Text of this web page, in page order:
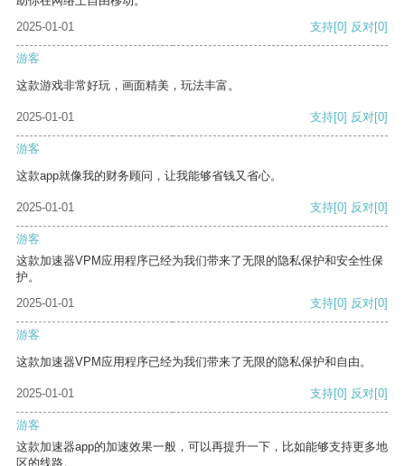
2025-01-01
支持[0] 反对[0]
游客
这款游戏非常好玩，画面精美，玩法丰富。
2025-01-01 支持[0] 反对[0]
游客
这款app就像我的财务顾问，让我能够省钱又省心。
2025-01-01 支持[0] 反对[0]
游客
这款加速器VPM应用程序已经为我们带来了无限的隐私保护和安全性保
护。
2025-01-01
支持[0] 反对[0]
游客
这款加速器VPM应用程序已经为我们带来了无限的隐私保护和自由。
2025-01-01 支持[0] 反对[0]
游客
这款加速器app的加速效果一般，可以再提升一下，比如能够支持更多地
区的线路。